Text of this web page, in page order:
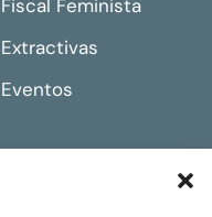
Fiscal Feminista
Extractivas
Eventos